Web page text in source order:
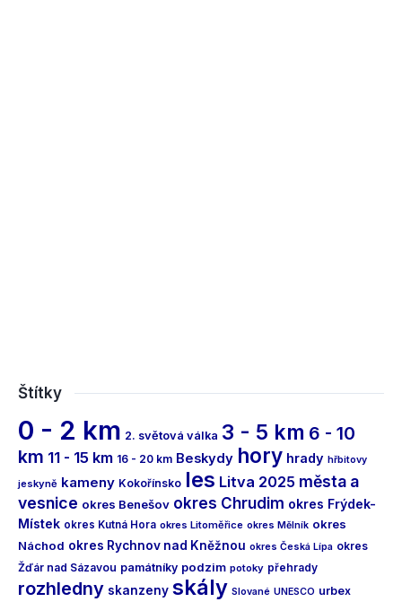
Štítky
0 - 2 km 2. světová válka 3 - 5 km 6 - 10
km 11 - 15 km 16 - 20 km Beskydy hory hrady hřbitovy
jeskyně kameny Kokořínsko les Litva 2025 města a
vesnice okres Benešov okres Chrudim okres Frýdek-
Místek okres Kutná Hora okres Litoměřice okres Mělník okres
Náchod okres Rychnov nad Kněžnou okres Česká Lípa okres
Žďár nad Sázavou památníky podzim potoky přehrady
rozhledny skanzeny skály Slované UNESCO urbex